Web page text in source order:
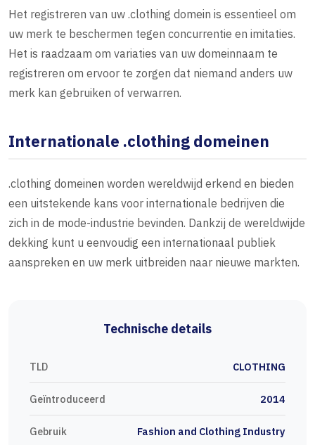
Het registreren van uw .clothing domein is essentieel om
uw merk te beschermen tegen concurrentie en imitaties.
Het is raadzaam om variaties van uw domeinnaam te
registreren om ervoor te zorgen dat niemand anders uw
merk kan gebruiken of verwarren.
Internationale .clothing domeinen
.clothing domeinen worden wereldwijd erkend en bieden
een uitstekende kans voor internationale bedrijven die
zich in de mode-industrie bevinden. Dankzij de wereldwijde
dekking kunt u eenvoudig een internationaal publiek
aanspreken en uw merk uitbreiden naar nieuwe markten.
Technische details
TLD CLOTHING
Geïntroduceerd 2014
Gebruik Fashion and Clothing Industry